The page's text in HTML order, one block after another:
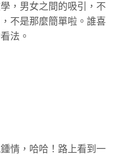
男女之間的吸引，不
不是那麼簡單啦。誰喜
法。
情，哈哈！路上看到一